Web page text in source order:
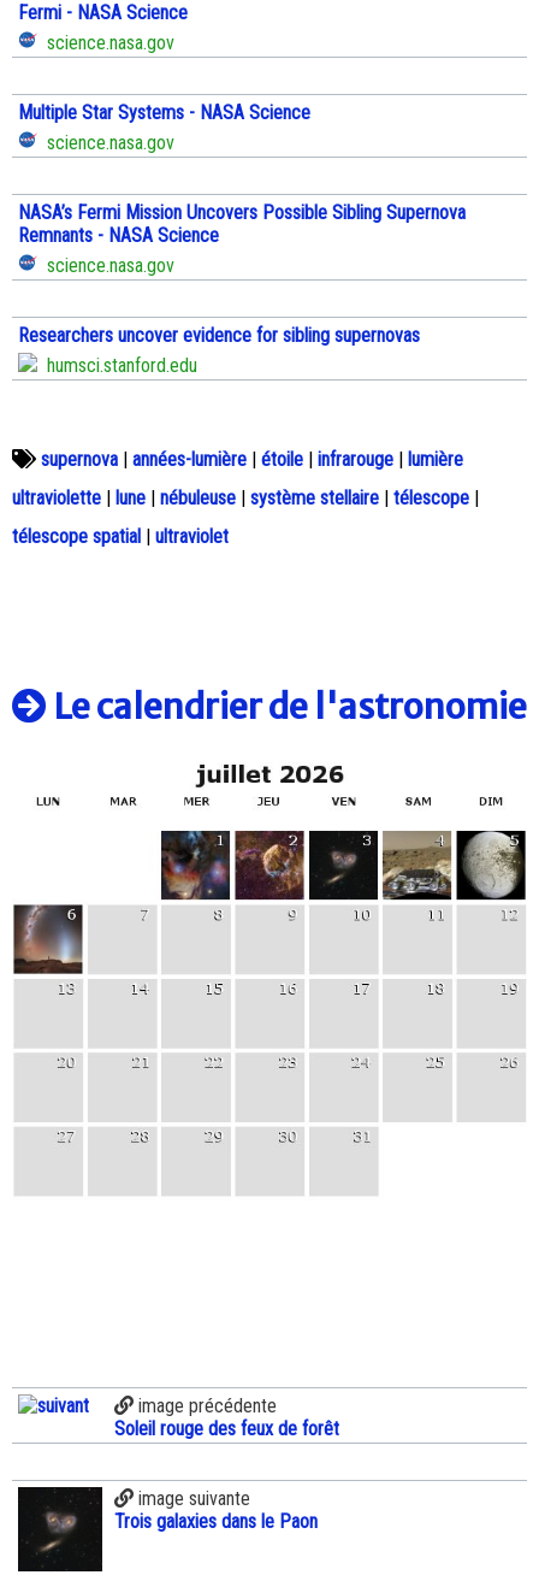
Fermi - NASA Science
science.nasa.gov
Multiple Star Systems - NASA Science
science.nasa.gov
NASA’s Fermi Mission Uncovers Possible Sibling Supernova
Remnants - NASA Science
science.nasa.gov
Researchers uncover evidence for sibling supernovas
humsci.stanford.edu
supernova années-lumière étoile infrarouge
lumière
ultraviolette
lune nébuleuse système stellaire télescope
télescope spatial
ultraviolet
Le calendrier de l'astronomie
image précédente
Soleil rouge des feux de forêt
image suivante
Trois galaxies dans le Paon